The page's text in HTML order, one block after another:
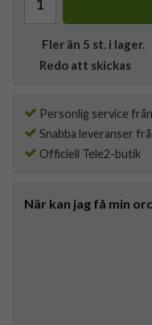
Fler än 5 st. i lager.
Redo att skickas
Personlig service
Snabba leveranser
Officiell Tele2-butik
När kan jag få min